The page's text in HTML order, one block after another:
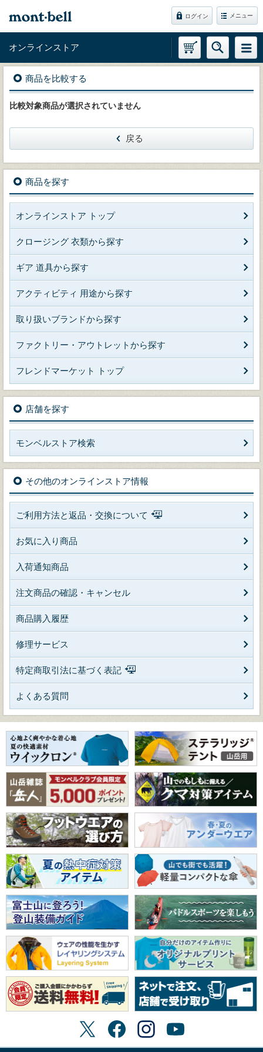
ログイン メニュー
オンラインストア
商品を比較する
比較対象商品が選択されていません
戻る
商品を探す
オンラインストア トップ
クロージング 衣類から探す
ギア 道具から探す
アクティビティ 用途から探す
取り扱いブランドから探す
ファクトリー・アウトレットから探す
フレンドマーケット トップ
店舗を探す
モンベルストア検索
その他のオンラインストア情報
ご利用方法と返品・交換について
お気に入り商品
入荷通知商品
注文商品の確認・キャンセル
商品購入履歴
修理サービス
特定商取引法に基づく表記
よくある質問